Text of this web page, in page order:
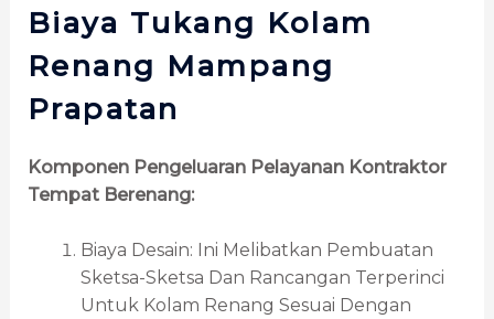
Biaya Tukang Kolam
Renang Mampang
Prapatan
Komponen Pengeluaran Pelayanan Kontraktor
Tempat Berenang:
Biaya Desain: Ini Melibatkan Pembuatan
Sketsa-Sketsa Dan Rancangan Terperinci
Untuk Kolam Renang Sesuai Dengan